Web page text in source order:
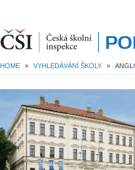
HOME » VYHLEDÁVÁNÍ ŠKOLY »